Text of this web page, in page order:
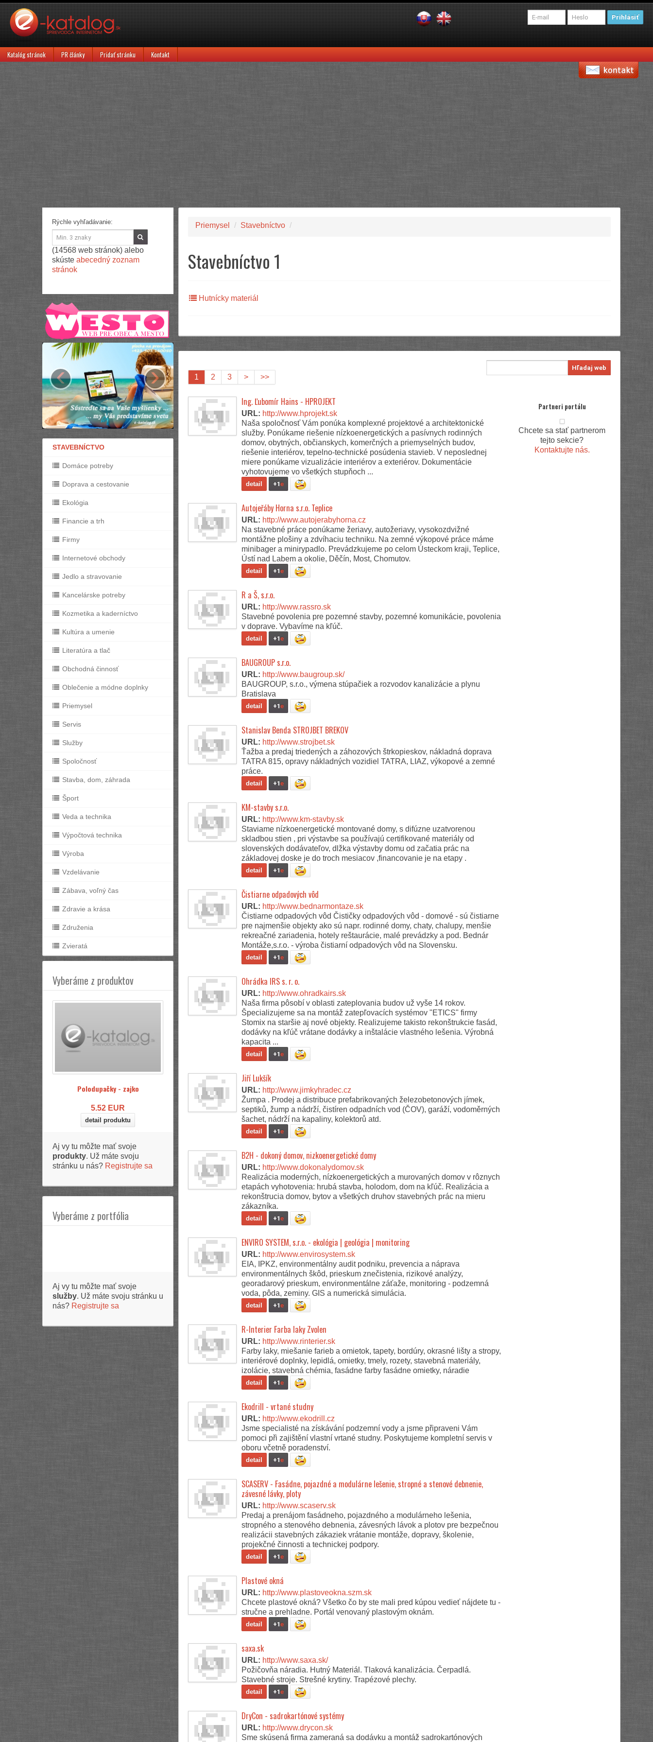
Prihlásiť
Katalóg stránok PR články Pridať stránku Kontakt
Rýchle vyhľadávanie:
(14568 web stránok) alebo
skúste abecedný zoznam
stránok
‹ ›
STAVEBNÍCTVO
Domáce potreby
Doprava a cestovanie
Ekológia
Financie a trh
Firmy
Internetové obchody
Jedlo a stravovanie
Kancelárske potreby
Kozmetika a kaderníctvo
Kultúra a umenie
Literatúra a tlač
Obchodná činnosť
Oblečenie a módne doplnky
Priemysel
Servis
Služby
Spoločnosť
Stavba, dom, záhrada
Šport
Veda a technika
Výpočtová technika
Výroba
Vzdelávanie
Zábava, voľný čas
Zdravie a krása
Združenia
Zvieratá
Vyberáme z produktov
Polodupačky - zajko
5.52 EUR
detail produktu
Aj vy tu môžte mať svoje
produkty. Už máte svoju
stránku u nás? Registrujte sa
Vyberáme z portfólia
Aj vy tu môžte mať svoje
služby. Už máte svoju stránku u
nás? Registrujte sa
Priemysel / Stavebníctvo /
Stavebníctvo 1
Hutnícky materiál
Hľadaj web
1 2 3 > >>
Ing. Ľubomír Hains - HPROJEKT
URL: http://www.hprojekt.sk
Naša spoločnosť Vám ponúka komplexné projektové a architektonické
služby. Ponúkame riešenie nízkoenergetických a pasívnych rodinných
domov, obytných, občianskych, komerčných a priemyselných budov,
riešenie interiérov, tepelno-technické posúdenia stavieb. V neposlednej
miere ponúkame vizualizácie interiérov a exteriérov. Dokumentácie
vyhotovujeme vo všetkých stupňoch ...
detail +1e
Autojeřáby Horna s.r.o. Teplice
URL: http://www.autojerabyhorna.cz
Na stavebné práce ponúkame žeriavy, autožeriavy, vysokozdvižné
montážne plošiny a zdvíhaciu techniku. Na zemné výkopové práce máme
minibager a minirypadlo. Prevádzkujeme po celom Ústeckom kraji, Teplice,
Ústí nad Labem a okolie, Děčín, Most, Chomutov.
detail +1e
R a Š, s.r.o.
URL: http://www.rassro.sk
Stavebné povolenia pre pozemné stavby, pozemné komunikácie, povolenia
v doprave. Vybavíme na kľúč.
detail +1e
BAUGROUP s.r.o.
URL: http://www.baugroup.sk/
BAUGROUP, s.r.o., výmena stúpačiek a rozvodov kanalizácie a plynu
Bratislava
detail +1e
Stanislav Benda STROJBET BREKOV
URL: http://www.strojbet.sk
Ťažba a predaj triedených a záhozových štrkopieskov, nákladná doprava
TATRA 815, opravy nákladných vozidiel TATRA, LIAZ, výkopové a zemné
práce.
detail +1e
KM-stavby s.r.o.
URL: http://www.km-stavby.sk
Staviame nízkoenergetické montované domy, s difúzne uzatvorenou
skladbou stien , pri výstavbe sa používajú certifikované materiály od
slovenských dodávateľov, dlžka výstavby domu od začatia prác na
základovej doske je do troch mesiacov ,financovanie je na etapy .
detail +1e
Čistiarne odpadových vôd
URL: http://www.bednarmontaze.sk
Čistiarne odpadových vôd Čističky odpadových vôd - domové - sú čistiarne
pre najmenšie objekty ako sú napr. rodinné domy, chaty, chalupy, menšie
rekreačné zariadenia, hotely reštaurácie, malé prevádzky a pod. Bednár
Montáže,s.r.o. - výroba čistiarní odpadových vôd na Slovensku.
detail +1e
Ohrádka IRS s. r. o.
URL: http://www.ohradkairs.sk
Naša firma pôsobí v oblasti zateplovania budov už vyše 14 rokov.
Špecializujeme sa na montáž zatepľovacích systémov "ETICS" firmy
Stomix na staršie aj nové objekty. Realizujeme takisto rekonštrukcie fasád,
dodávky na kľúč vrátane dodávky a inštalácie vlastného lešenia. Výrobná
kapacita ...
detail +1e
Jiří Lukšík
URL: http://www.jimkyhradec.cz
Žumpa . Prodej a distribuce prefabrikovaných železobetonových jímek,
septiků, žump a nádrží, čistíren odpadních vod (ČOV), garáží, vodoměrných
šachet, nádrží na kapaliny, kolektorů atd.
detail +1e
B2H - dokoný domov, nizkoenergetické domy
URL: http://www.dokonalydomov.sk
Realizácia moderných, nízkoenergetických a murovaných domov v rôznych
etapách vyhotovenia: hrubá stavba, holodom, dom na kľúč. Realizácia a
rekonštrucia domov, bytov a všetkých druhov stavebných prác na mieru
zákazníka.
detail +1e
ENVIRO SYSTEM, s.r.o. - ekológia | geológia | monitoring
URL: http://www.envirosystem.sk
EIA, IPKZ, environmentálny audit podniku, prevencia a náprava
environmentálnych škôd, prieskum znečistenia, rizikové analýzy,
georadarový prieskum, environmentálne záťaže, monitoring - podzemná
voda, pôda, zeminy. GIS a numerická simulácia.
detail +1e
R-Interier Farba laky Zvolen
URL: http://www.rinterier.sk
Farby laky, miešanie farieb a omietok, tapety, bordúry, okrasné lišty a stropy,
interiérové doplnky, lepidlá, omietky, tmely, rozety, stavebná materiály,
izolácie, stavebná chémia, fasádne farby fasádne omietky, náradie
detail +1e
Ekodrill - vrtané studny
URL: http://www.ekodrill.cz
Jsme specialisté na získávání podzemní vody a jsme připraveni Vám
pomoci při zajištění vlastní vrtané studny. Poskytujeme kompletní servis v
oboru včetně poradenství.
detail +1e
SCASERV - Fasádne, pojazdné a modulárne lešenie, stropné a stenové debnenie,
závesné lávky, ploty
URL: http://www.scaserv.sk
Predaj a prenájom fasádneho, pojazdného a modulárneho lešenia,
stropného a stenového debnenia, závesných lávok a plotov pre bezpečnou
realizácii stavebných zákaziek vrátanie montáže, dopravy, školenie,
projekčné činnosti a technickej podpory.
detail +1e
Plastové okná
URL: http://www.plastoveokna.szm.sk
Chcete plastové okná? Všetko čo by ste mali pred kúpou vedieť nájdete tu -
stručne a prehladne. Portál venovaný plastovým oknám.
detail +1e
saxa.sk
URL: http://www.saxa.sk/
Požičovňa náradia. Hutný Materiál. Tlaková kanalizácia. Čerpadlá.
Stavebné stroje. Strešné krytiny. Trapézové plechy.
detail +1e
DryCon - sadrokartónové systémy
URL: http://www.drycon.sk
Sme skúsená firma zameraná sa dodávku a montáž sadrokartónových
Partneri portálu
Chcete sa stať partnerom
tejto sekcie?
Kontaktujte nás.